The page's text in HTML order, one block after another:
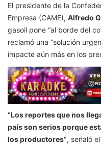
El presidente de la
Empresa (CAME), Alfredo
gasoil pone “al borde del
reclamó una “solución
impacte aún más en los
“Los reportes que nos
país son serios porque
los productores”, señaló